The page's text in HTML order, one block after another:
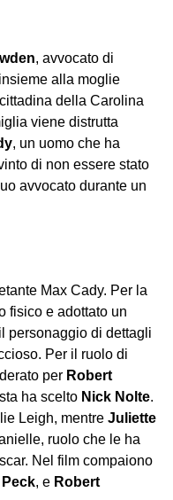
, avvocato di
alla moglie
della Carolina
viene distrutta
, un uomo che ha
di non essere stato
avvocato durante un
Max Cady. Per la
fisico e adottato un
personaggio di dettagli
Per il ruolo di
per Robert
ha scelto Nick Nolte.
Leigh, mentre Juliette
ruolo che le ha
Nel film compaiono
, e Robert